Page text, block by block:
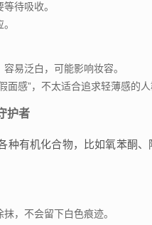
待吸收。
易泛白，可能影响妆容。
面感”，不太适合追求轻薄感的人
护者
种有机化合物，比如氧苯酮
，不会留下白色痕迹。